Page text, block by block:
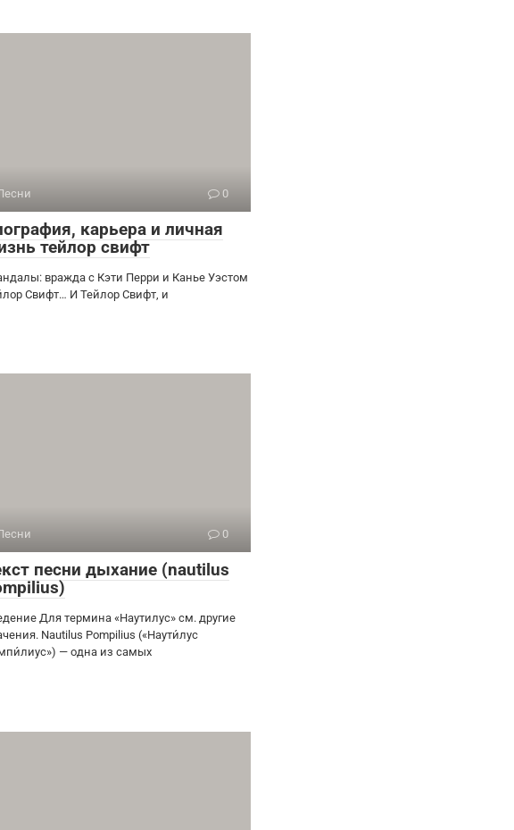
0
карьера и личная
тейлор свифт
вражда с Кэти Перри и Канье Уэстом
Свифт… И Тейлор Свифт, и
0
песни дыхание (nautilus
Для термина «Наутилус» см. другие
Nautilus Pompilius («Наути́лус
— одна из самых